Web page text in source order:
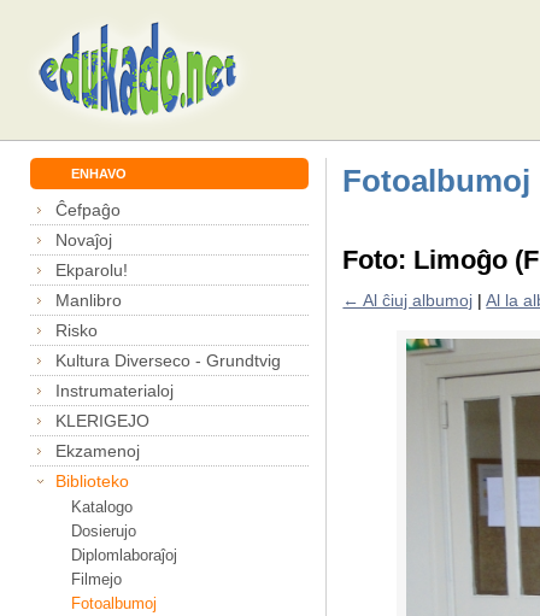
ENHAVO
Ĉefpaĝo
Novaĵoj
Ekparolu!
Manlibro
Risko
Kultura Diverseco - Grundtvig
Instrumaterialoj
KLERIGEJO
Ekzamenoj
Biblioteko
Katalogo
Dosierujo
Diplomlaboraĵoj
Filmejo
Fotoalbumoj
Fotoalbumoj
Foto: Limoĝo
← Al ĉiuj albumoj |Al la